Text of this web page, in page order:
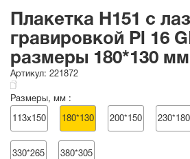
Плакетка H151 с
гравировкой Pl 16
размеры 180*130 мм
Артикул: 221872
Размеры, мм :
113х150 180*130 200*150 230*180
330*265 380*305